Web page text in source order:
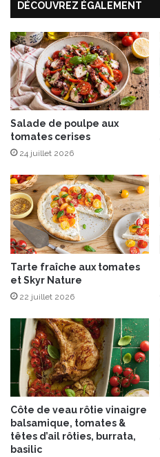
n
a
u
x
o
l
i
v
e
d
'
E
s
p
a
g
n
e
DÉCOUVREZ ÉGALEMENT
Salade de poulpe aux
tomates cerises
24 juillet 2026
Tarte fraîche aux tomates
et Skyr Nature
22 juillet 2026
Côte de veau rôtie vinaigre
balsamique, tomates &
têtes d’ail rôties, burrata,
basilic